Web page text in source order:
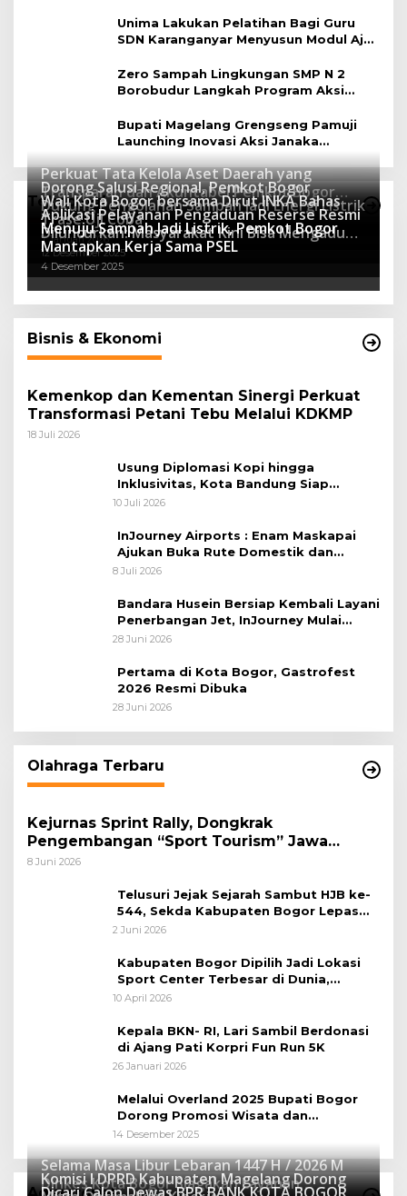
Unima Lakukan Pelatihan Bagi Guru
SDN Karanganyar Menyusun Modul Ajar
Zero Sampah Lingkungan SMP N 2
Borobudur Langkah Program Aksi
Bupati Magelang Grengseng Pamuji
Launching Inovasi Aksi Janaka
Program Sekolah Adiwiyata
Teknologi
Perkuat Tata Kelola Aset Daerah yang
Transparan dan Akuntabel Pemkot Bogor
Luncurkan SIMASDA
8 Juli 2026
Dorong Salusi Regional, Pemkot Bogor
Dukung Pengolahan Sampah Jadi Energi Listrik
8 April 2026
Wali Kota Bogor bersama Dirut INKA Bahas
Trase Uji Coba
7 Januari 2026
Aplikasi Pelayanan Pengaduan Reserse Resmi
Diluncurkan: Masyarakat Kini Bisa Mengadu
Lebih Cepat, Mudah, dan Terintegrasi
12 Desember 2025
Menuju Sampah Jadi Listrik, Pemkot Bogor
Mantapkan Kerja Sama PSEL
4 Desember 2025
Bisnis & Ekonomi
Kemenkop dan Kementan Sinergi Perkuat
Transformasi Petani Tebu Melalui KDKMP
18 Juli 2026
Usung Diplomasi Kopi hingga
Inklusivitas, Kota Bandung Siap
Sambut 25 Duta Besar di Festival Asia
10 Juli 2026
InJourney Airports : Enam Maskapai
Ajukan Buka Rute Domestik dan
Internasional dari Bandara Husein
8 Juli 2026
Bandara Husein Bersiap Kembali Layani
Penerbangan Jet, InJourney Mulai
Tahap Optimalisasi
28 Juni 2026
Pertama di Kota Bogor, Gastrofest
2026 Resmi Dibuka
28 Juni 2026
Olahraga Terbaru
Kejurnas Sprint Rally, Dongkrak
Pengembangan “Sport Tourism” Jawa
Tengah
8 Juni 2026
Telusuri Jejak Sejarah Sambut HJB ke-
544, Sekda Kabupaten Bogor Lepas
Gowes Napak Tilas Bogor
2 Juni 2026
Kabupaten Bogor Dipilih Jadi Lokasi
Sport Center Terbesar di Dunia,
Peluang Tingkatkan Pertumbuhan
10 April 2026
Kepala BKN- RI, Lari Sambil Berdonasi
di Ajang Pati Korpri Fun Run 5K
26 Januari 2026
Melalui Overland 2025 Bupati Bogor
Dorong Promosi Wisata dan
Pelestarian Alam
14 Desember 2025
Selama Masa Libur Lebaran 1447 H / 2026 M
Dinkes Kota Bogor Siagakan Layanan
Komisi I DPRD Kabupaten Magelang Dorong